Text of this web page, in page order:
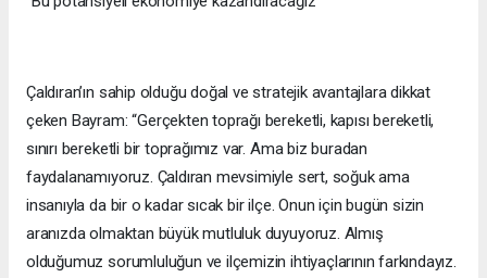
Çaldıran’ın sahip olduğu doğal ve stratejik avantajlara dikkat
çeken Bayram: “Gerçekten toprağı bereketli, kapısı bereketli,
sınırı bereketli bir toprağımız var. Ama biz buradan
faydalanamıyoruz. Çaldıran mevsimiyle sert, soğuk ama
insanıyla da bir o kadar sıcak bir ilçe. Onun için bugün sizin
aranızda olmaktan büyük mutluluk duyuyoruz. Almış
olduğumuz sorumluluğun ve ilçemizin ihtiyaçlarının farkındayız.